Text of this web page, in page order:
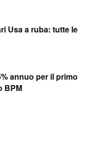
Usa a ruba: tutte le
annuo per il primo
BPM